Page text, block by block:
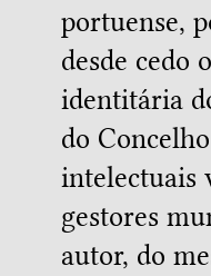
portuense,
desde cedo
identitária
do
intelectuais
gestores
autor, do